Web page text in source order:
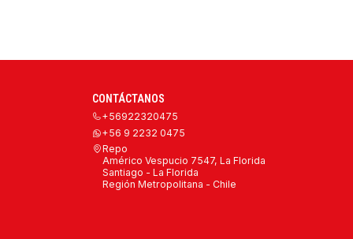
CONTÁCTANOS
+56922320475
+56 9 2232 0475
Repo
Américo Vespucio 7547, La Florida
Santiago - La Florida
Región Metropolitana - Chile